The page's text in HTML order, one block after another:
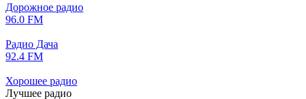
Дорожное радио
96.0 FM
Радио Дача
92.4 FM
Хорошее радио
Лучшее радио